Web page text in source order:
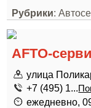
Рубрики:
AFTO-
улица
+7 (495) 1...
ежедневно,